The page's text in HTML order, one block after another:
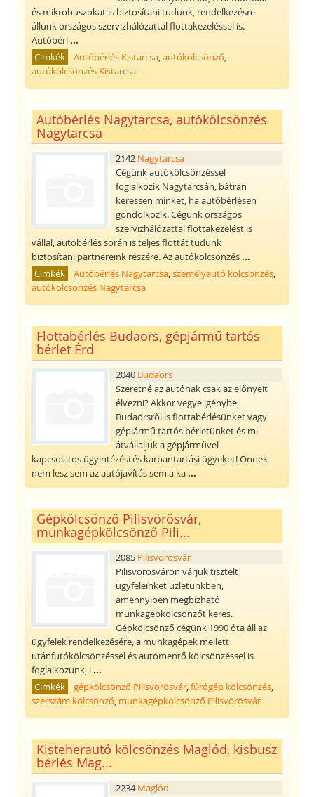
és mikrobuszokat is biztosítani tudunk, rendelkezésre
állunk országos szervizhálózattal flottakezeléssel is.
Autóbérl...
Cimkék
Autóbérlés Kistarcsa,autókölcsönző,
autókölcsönzés Kistarcsa
Autóbérlés Nagytarcsa, autókölcsönzés
Nagytarcsa
2142 Nagytarcsa
Cégünk autókölcsönzéssel
foglalkozik Nagytarcsán, bátran
keressen minket, ha autóbérlésen
gondolkozik. Cégünk országos
szervizhálózattal flottakezelést is
vállal, autóbérlés során is teljes flottát tudunk
biztosítani partnereink részére. Az autókölcsönzés...
Cimkék
Autóbérlés Nagytarcsa,személyautó kölcsönzés,
autókölcsönzés Nagytarcsa
Flottabérlés Budaörs, gépjármű tartós
bérlet Érd
2040 Budaörs
Szeretné az autónak csak az előnyeit
élvezni? Akkor vegye igénybe
Budaörsről is flottabérlésünket vagy
gépjármű tartós bérletünket és mi
átvállaljuk a gépjárművel
kapcsolatos ügyintézési és karbantartási ügyeket! Önnek
nem lesz sem az autójavítás sem a ka...
Gépkölcsönző Pilisvörösvár,
munkagépkölcsönző Pili...
2085 Pilisvörösvár
Pilisvörösváron várjuk tisztelt
ügyfeleinket üzletünkben,
amennyiben megbízható
munkagépkölcsönzőt keres.
Gépkölcsönző cégünk 1990 óta áll az
ügyfelek rendelkezésére, a munkagépek mellett
utánfutókölcsönzéssel és autómentő kölcsönzéssel is
foglalkozunk, i...
Cimkék
gépkölcsönző Pilisvörösvár,fúrógép kölcsönzés,
szerszám kölcsönző, munkagépkölcsönző Pilisvörösvár
Kisteherautó kölcsönzés Maglód, kisbusz
bérlés Mag...
2234Maglód